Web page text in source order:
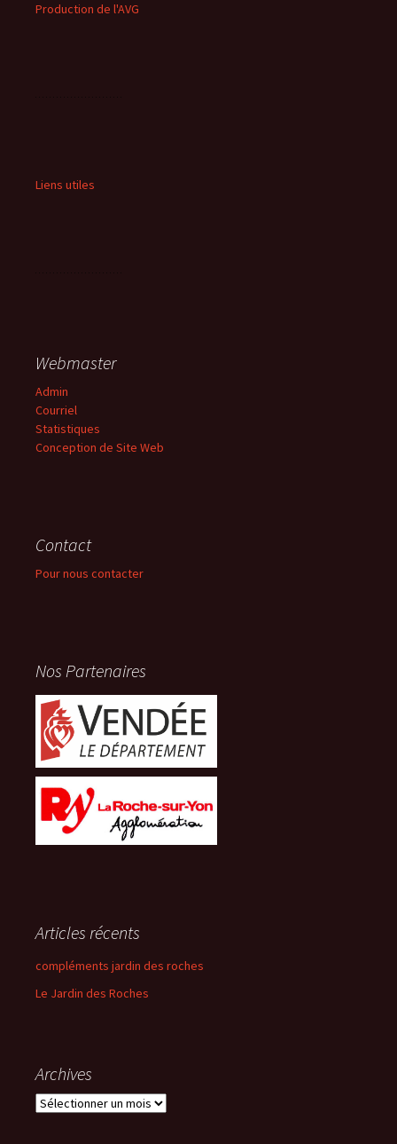
Production de l'AVG
Liens utiles
Webmaster
Admin
Courriel
Statistiques
Conception de Site Web
Contact
Pour nous contacter
Nos Partenaires
Articles récents
compléments jardin des roches
Le Jardin des Roches
Archives
Archives